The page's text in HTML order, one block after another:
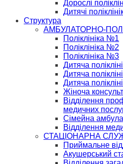
Дорослі
Дитячі
Структура
АМБУЛАТОРНО-
Поліклініка №1
Поліклініка №2
Поліклініка №3
Дитяча
Дитяча
Дитяча
Жіноча
Відділення
медичних
Сімейна
Відділення
СТАЦІОНАРНА
Приймальне
Акушерський